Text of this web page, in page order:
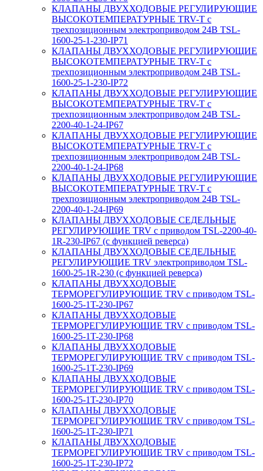
КЛАПАНЫ ДВУХХОДОВЫЕ РЕГУЛИРУЮЩИЕ
ВЫСОКОТЕМПЕРАТУРНЫЕ TRV-T с
трехпозиционным электроприводом 24В TSL-
1600-25-1-230-IP71
КЛАПАНЫ ДВУХХОДОВЫЕ РЕГУЛИРУЮЩИЕ
ВЫСОКОТЕМПЕРАТУРНЫЕ TRV-T с
трехпозиционным электроприводом 24В TSL-
1600-25-1-230-IP72
КЛАПАНЫ ДВУХХОДОВЫЕ РЕГУЛИРУЮЩИЕ
ВЫСОКОТЕМПЕРАТУРНЫЕ TRV-T с
трехпозиционным электроприводом 24В TSL-
2200-40-1-24-IP67
КЛАПАНЫ ДВУХХОДОВЫЕ РЕГУЛИРУЮЩИЕ
ВЫСОКОТЕМПЕРАТУРНЫЕ TRV-T с
трехпозиционным электроприводом 24В TSL-
2200-40-1-24-IP68
КЛАПАНЫ ДВУХХОДОВЫЕ РЕГУЛИРУЮЩИЕ
ВЫСОКОТЕМПЕРАТУРНЫЕ TRV-T с
трехпозиционным электроприводом 24В TSL-
2200-40-1-24-IP69
КЛАПАНЫ ДВУХХОДОВЫЕ СЕДЕЛЬНЫЕ
РЕГУЛИРУЮЩИЕ TRV с приводом TSL-2200-40-
1R-230-IP67 (с функцией реверса)
КЛАПАНЫ ДВУХХОДОВЫЕ СЕДЕЛЬНЫЕ
РЕГУЛИРУЮЩИЕ TRV электроприводом TSL-
1600-25-1R-230 (с функцией реверса)
КЛАПАНЫ ДВУХХОДОВЫЕ
ТЕРМОРЕГУЛИРУЮЩИЕ TRV с приводом TSL-
1600-25-1T-230-IP67
КЛАПАНЫ ДВУХХОДОВЫЕ
ТЕРМОРЕГУЛИРУЮЩИЕ TRV с приводом TSL-
1600-25-1T-230-IP68
КЛАПАНЫ ДВУХХОДОВЫЕ
ТЕРМОРЕГУЛИРУЮЩИЕ TRV с приводом TSL-
1600-25-1T-230-IP69
КЛАПАНЫ ДВУХХОДОВЫЕ
ТЕРМОРЕГУЛИРУЮЩИЕ TRV с приводом TSL-
1600-25-1T-230-IP70
КЛАПАНЫ ДВУХХОДОВЫЕ
ТЕРМОРЕГУЛИРУЮЩИЕ TRV с приводом TSL-
1600-25-1T-230-IP71
КЛАПАНЫ ДВУХХОДОВЫЕ
ТЕРМОРЕГУЛИРУЮЩИЕ TRV с приводом TSL-
1600-25-1T-230-IP72